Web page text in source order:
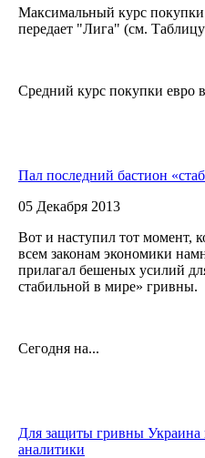
Максимальный курс
передает "Лига" (см.
Средний курс покупки евро
Пал последний бастион
05 Декабря 2013
Вот и наступил тот момент,
всем законам экономики
прилагал бешеных усилий
стабильной в мире» гривны.
Сегодня на...
Для защиты гривны Украина
аналитики